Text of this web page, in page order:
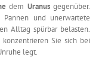
dem Uranusgegenüber.
und unerwartete
Alltag spürbar belasten.
Sie sich bei
legt.